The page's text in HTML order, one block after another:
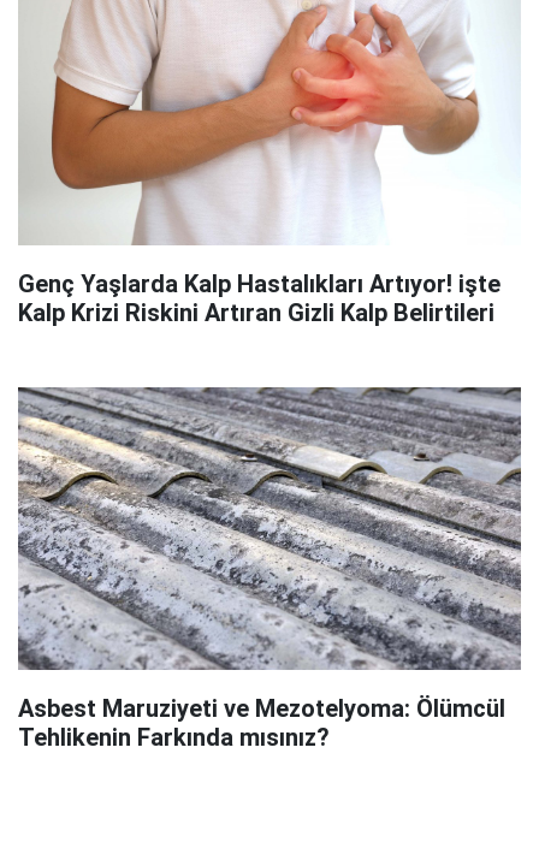
Genç Yaşlarda Kalp Hastalıkları Artıyor! işte
Kalp Krizi Riskini Artıran Gizli Kalp Belirtileri
Asbest Maruziyeti ve Mezotelyoma: Ölümcül
Tehlikenin Farkında mısınız?